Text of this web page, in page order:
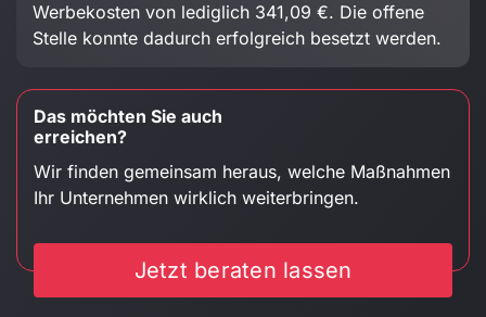
Werbekosten von lediglich 341,09 €. Die offene
Stelle konnte dadurch erfolgreich besetzt werden.
Das möchten Sie auch
erreichen?
Wir finden gemeinsam heraus, welche Maßnahmen
Ihr Unternehmen wirklich weiterbringen.
Jetzt beraten lassen